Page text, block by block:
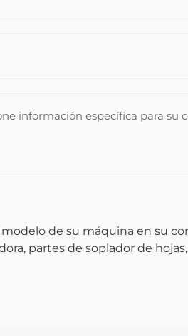
de su máquina en su
partes de soplador de